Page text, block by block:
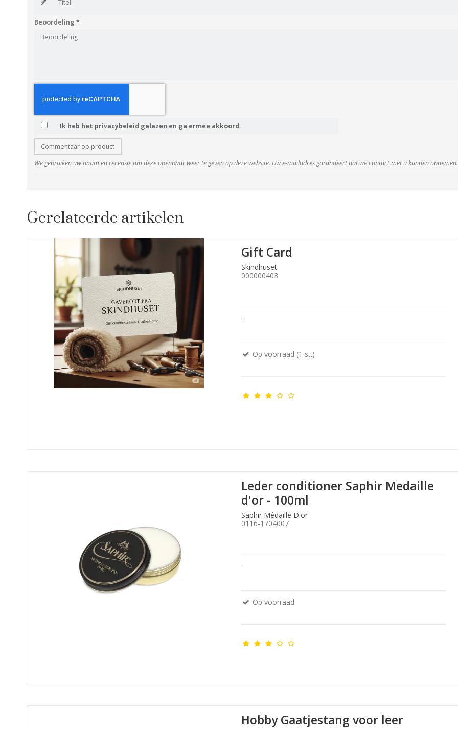
Beoordeling *
Ik heb het privacybeleid gelezen en ga ermee akkoord.
Commentaar op product
We gebruiken uw naam en recensie om deze openbaar weer te geven op deze website. Uw e-mailadres garandeert dat we contact met u kunnen
Gerelateerde artikelen
Gift Card
Skindhuset
000000403
.
Op voorraad (1 st.)
Leder conditioner Saphir Medaille
d'or - 100ml
Saphir Médaille D'or
0116-1704007
.
Op voorraad
Hobby Gaatjestang voor leer